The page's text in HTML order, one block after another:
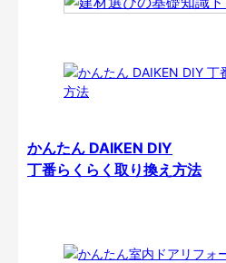
かんたん DAIKEN DIY
丁番らくらく取り換え方法